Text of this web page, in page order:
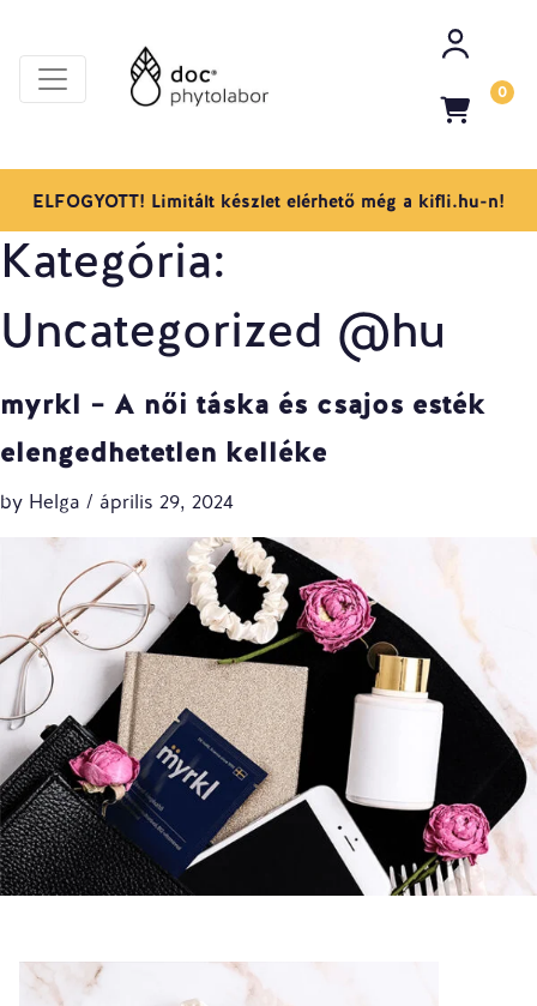
0
ELFOGYOTT! Limitált készlet elérhető még a kifli.hu-n!
Kategória:
Uncategorized @hu
myrkl – A női táska és csajos esték
elengedhetetlen kelléke
by Helga / április 29, 2024